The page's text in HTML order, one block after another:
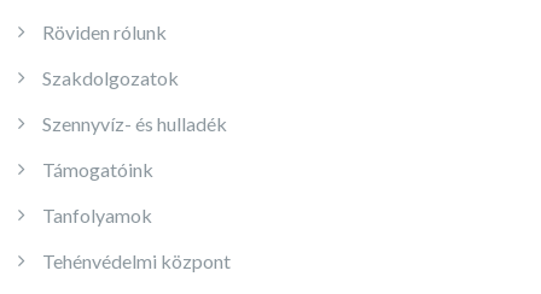
Röviden rólunk
Szakdolgozatok
Szennyvíz- és hulladék
Támogatóink
Tanfolyamok
Tehénvédelmi központ